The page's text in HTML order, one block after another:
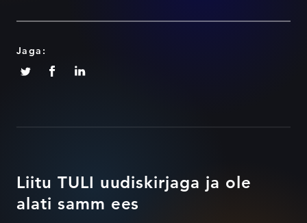
Jaga:
Liitu TULI uudiskirjaga ja ole
alati samm ees